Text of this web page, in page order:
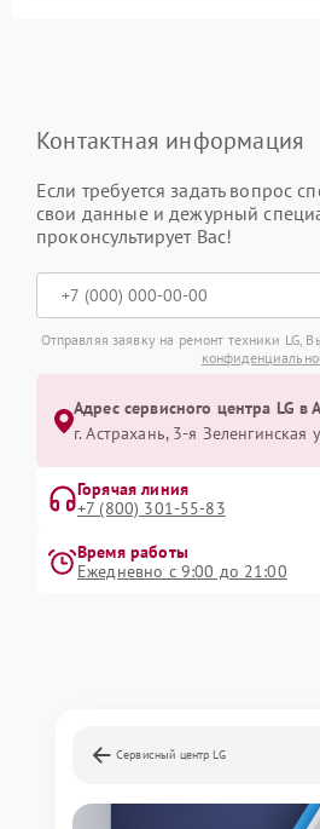
Контактная информация
Если требуется задать вопрос
свои данные и дежурный
проконсультирует Вас!
Отправляя заявку на ремонт техники LG,
Адрес сервисного центра LG в
г. Астрахань, 3-я Зеленгинская
Горячая линия
+7 (800) 301-55-83
Время работы
Ежедневно с 9:00 до 21:00
Сервисный центр LG